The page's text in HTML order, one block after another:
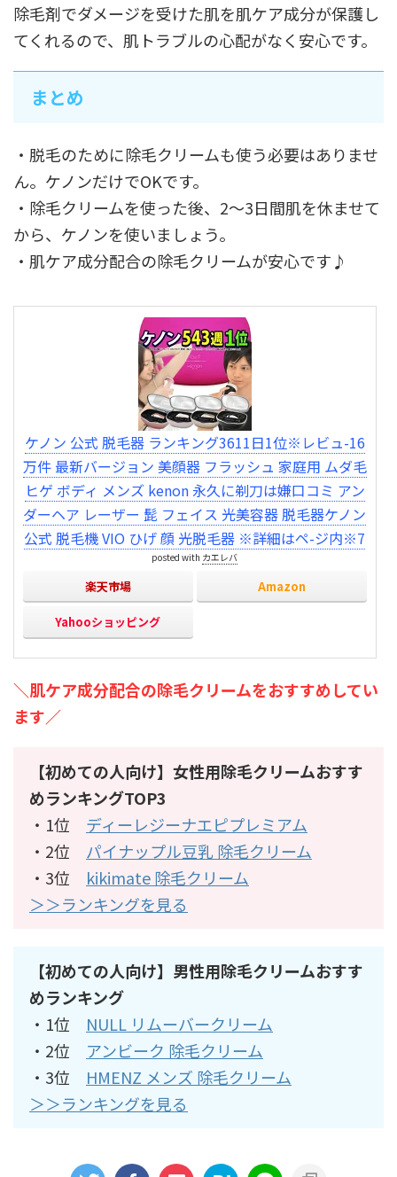
除毛剤でダメージを受けた肌を肌ケア成分が保護し
てくれるので、肌トラブルの心配がなく安心です。
まとめ
・脱毛のために除毛クリームも使う必要はありませ
ん。ケノンだけでOKです。
・除毛クリームを使った後、2〜3日間肌を休ませて
から、ケノンを使いましょう。
・肌ケア成分配合の除毛クリームが安心です♪
ケノン 公式 脱毛器 ランキング3611日1位※レビュ-16
万件 最新バージョン 美顔器 フラッシュ 家庭用 ムダ毛
ヒゲ ボディ メンズ kenon 永久に剃刀は嫌口コミ アン
ダーヘア レーザー 髭 フェイス 光美容器 脱毛器ケノン
公式 脱毛機 VIO ひげ 顔 光脱毛器 ※詳細はペ-ジ内※7
posted with カエレバ
楽天市場 Amazon
Yahooショッピング
＼肌ケア成分配合の除毛クリームをおすすめしてい
ます／
【初めての人向け】女性用除毛クリームおすす
めランキングTOP3
・1位 ディーレジーナエピプレミアム
・2位 パイナップル豆乳 除毛クリーム
・3位 kikimate 除毛クリーム
＞＞ランキングを見る
【初めての人向け】男性用除毛クリームおすす
めランキング
・1位 NULL リムーバークリーム
・2位 アンビーク 除毛クリーム
・3位 HMENZ メンズ 除毛クリーム
＞＞ランキングを見る